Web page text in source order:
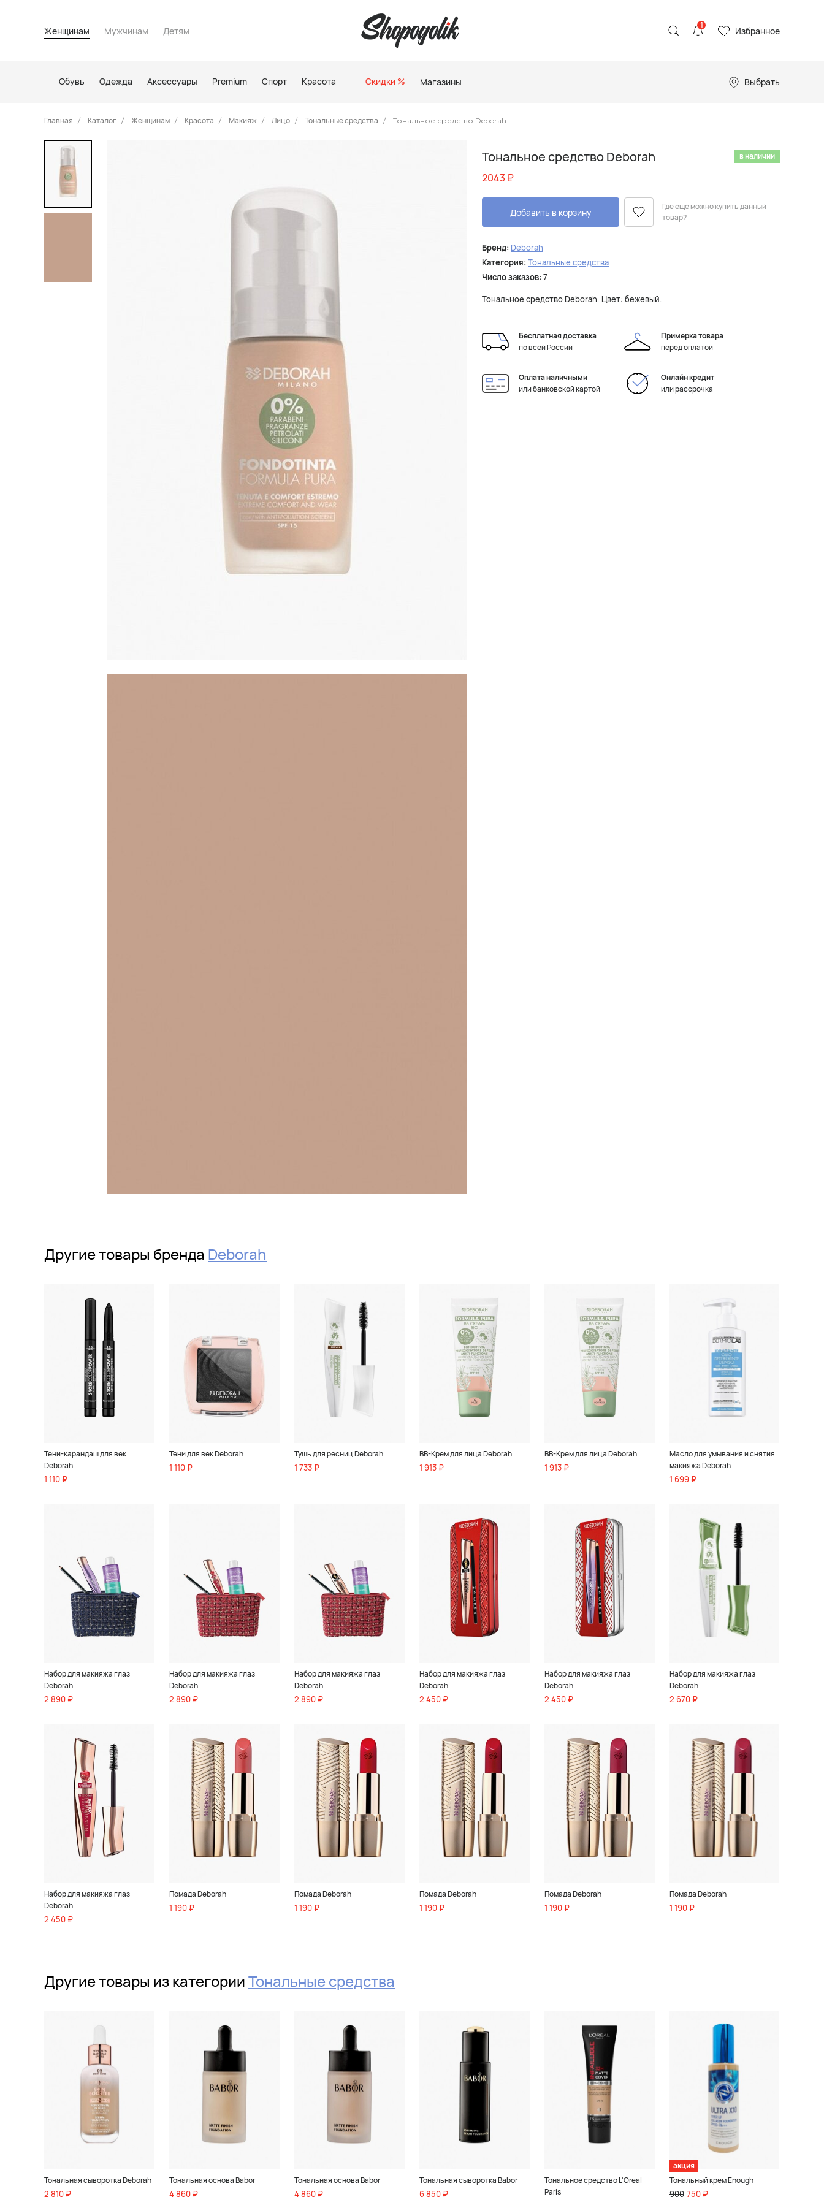
Женщинам Мужчинам Детям
1 Избранное
Обувь Одежда Аксессуары Premium Спорт Красота Скидки % Магазины Выбрать
Главная Каталог Женщинам Красота Макияж Лицо Тональные средства Тональное средство Deborah
Тональное средство Deborah в наличии
2043 ₽
Добавить в корзину
Где еще можно купить данный
товар?
Бренд: Deborah
Категория: Тональные средства
Число заказов: 7
Тональное средство Deborah. Цвет: бежевый.
Бесплатная доставка
по всей России
Примерка товара
перед оплатой
Оплата наличными
или банковской картой
Онлайн кредит
или рассрочка
Другие товары бренда Deborah
Тени-карандаш для век
Deborah
1 110 ₽
Тени для век Deborah
1 110 ₽
Тушь для ресниц Deborah
1 733 ₽
BB-Крем для лица Deborah
1 913 ₽
BB-Крем для лица Deborah
1 913 ₽
Масло для умывания и снятия
макияжа Deborah
1 699 ₽
Набор для макияжа глаз
Deborah
2 890 ₽
Набор для макияжа глаз
Deborah
2 890 ₽
Набор для макияжа глаз
Deborah
2 890 ₽
Набор для макияжа глаз
Deborah
2 450 ₽
Набор для макияжа глаз
Deborah
2 450 ₽
Набор для макияжа глаз
Deborah
2 670 ₽
Набор для макияжа глаз
Deborah
2 450 ₽
Помада Deborah
1 190 ₽
Помада Deborah
1 190 ₽
Помада Deborah
1 190 ₽
Помада Deborah
1 190 ₽
Помада Deborah
1 190 ₽
Другие товары из категорииТональные средства
Тональная сыворотка Deborah
2 810 ₽
Тональная основа Babor
4 860 ₽
Тональная основа Babor
4 860 ₽
Тональная сыворотка Babor
6 850 ₽
Тональное средство L'Oreal
Paris
акция
Тональный крем Enough
900 750 ₽